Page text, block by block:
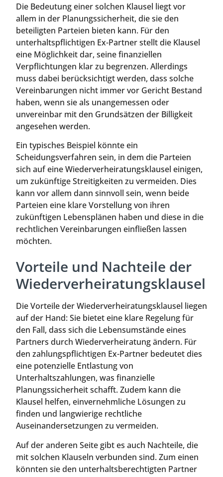
Die Bedeutung einer solchen Klausel liegt vor
allem in der Planungssicherheit, die sie den
beteiligten Parteien bieten kann. Für den
unterhaltspflichtigen Ex-Partner stellt die Klausel
eine Möglichkeit dar, seine finanziellen
Verpflichtungen klar zu begrenzen. Allerdings
muss dabei berücksichtigt werden, dass solche
Vereinbarungen nicht immer vor Gericht Bestand
haben, wenn sie als unangemessen oder
unvereinbar mit den Grundsätzen der Billigkeit
angesehen werden.
Ein typisches Beispiel könnte ein
Scheidungsverfahren sein, in dem die Parteien
sich auf eine Wiederverheiratungsklausel einigen,
um zukünftige Streitigkeiten zu vermeiden. Dies
kann vor allem dann sinnvoll sein, wenn beide
Parteien eine klare Vorstellung von ihren
zukünftigen Lebensplänen haben und diese in die
rechtlichen Vereinbarungen einfließen lassen
möchten.
Vorteile und Nachteile der
Wiederverheiratungsklausel
Die Vorteile der Wiederverheiratungsklausel liegen
auf der Hand: Sie bietet eine klare Regelung für
den Fall, dass sich die Lebensumstände eines
Partners durch Wiederverheiratung ändern. Für
den zahlungspflichtigen Ex-Partner bedeutet dies
eine potenzielle Entlastung von
Unterhaltszahlungen, was finanzielle
Planungssicherheit schafft. Zudem kann die
Klausel helfen, einvernehmliche Lösungen zu
finden und langwierige rechtliche
Auseinandersetzungen zu vermeiden.
Auf der anderen Seite gibt es auch Nachteile, die
mit solchen Klauseln verbunden sind. Zum einen
könnten sie den unterhaltsberechtigten Partner